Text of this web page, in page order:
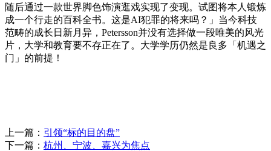
随后通过一款世界脚色饰演逛戏实现了变现。试图将本人锻炼
成一个行走的百科全书。这是AI犯罪的将来吗？」当今科技
范畴的成长日新月异，Petersson并没有选择做一段唯美的风光
片，大学和教育要不存正在了。大学学历仍然是良多「机遇之
门」的前提！
上一篇： 引领“标的目的盘”
下一篇： 杭州、宁波、嘉兴为焦点